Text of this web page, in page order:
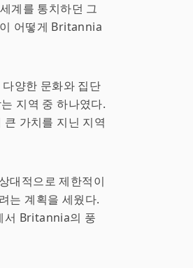
계를 통치하던 그
어떻게 Britannia
양한 문화와 집단
지역 중 하나였다.
가치를 지닌 지역
대적으로 제한적이
는 계획을 세웠다.
서 Britannia의 풍